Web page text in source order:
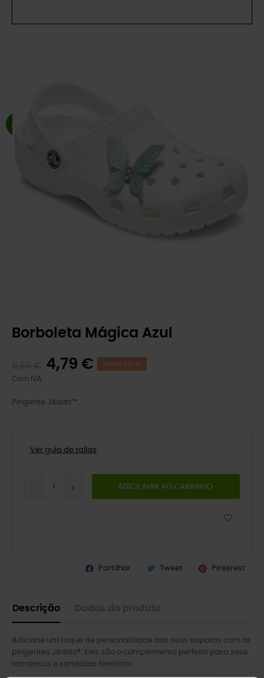
Borboleta Mágica Azul
4,79 € POUPE 1,20 €
Com IVA
Pingente Jibbitz™.
Ver guía de tallas
ADICIONAR AO CARRINHO
Partilhar Tweet Pinterest
Descrição
Adicione um toque de personalidade aos seus sapatos com os
pingentes Jibbitz®. Eles são o complemento perfeito para seus
tamancos e sandálias favoritos.